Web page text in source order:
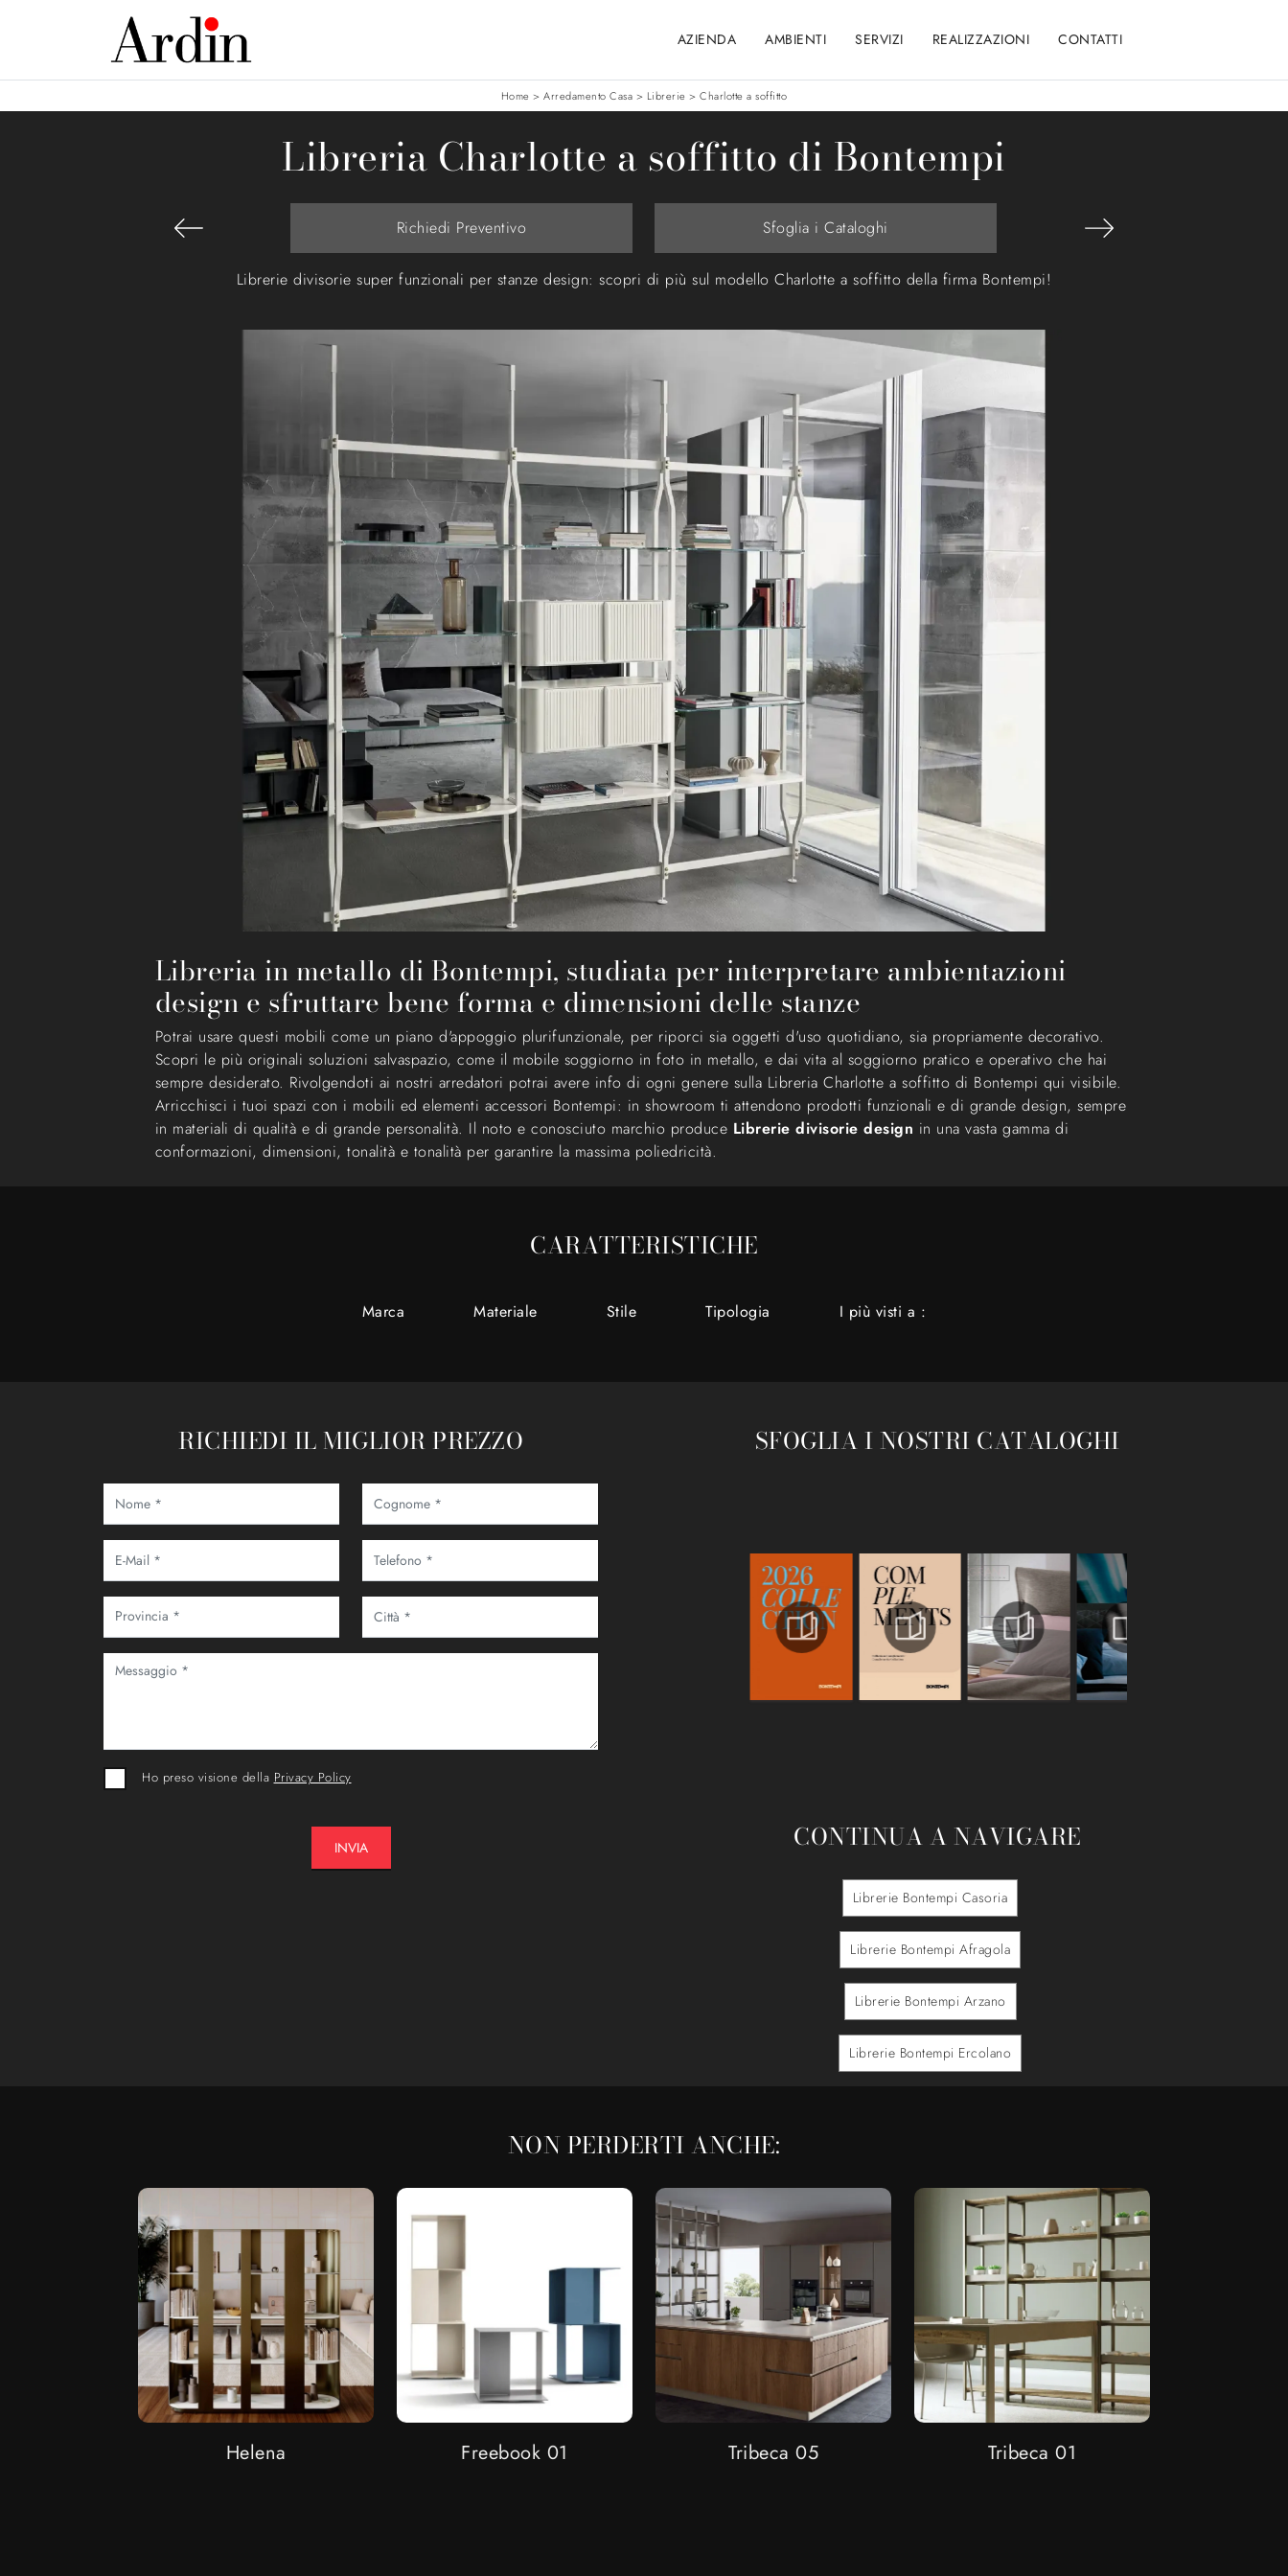
AZIENDA AMBIENTI SERVIZI REALIZZAZIONI CONTATTI
Home >Arredamento Casa > Librerie >Charlotte a soffitto
Libreria Charlotte a soffitto di Bontempi
Richiedi Preventivo Sfoglia i Cataloghi
Librerie divisorie super funzionali per stanze design: scopri di più sul modello Charlotte a soffitto della firma Bontempi!
Libreria in metallo di Bontempi, studiata per interpretare ambientazioni
design e sfruttare bene forma e dimensioni delle stanze
Potrai usare questi mobili come un piano d'appoggio plurifunzionale, per riporci sia oggetti d'uso quotidiano, sia propriamente decorativo.
Scopri le più originali soluzioni salvaspazio, come il mobile soggiorno in foto in metallo, e dai vita al soggiorno pratico e operativo che hai
sempre desiderato. Rivolgendoti ai nostri arredatori potrai avere info di ogni genere sulla Libreria Charlotte a soffitto di Bontempi qui visibile.
Arricchisci i tuoi spazi con i mobili ed elementi accessori Bontempi: in showroom ti attendono prodotti funzionali e di grande design, sempre
in materiali di qualità e di grande personalità. Il noto e conosciuto marchio produce Librerie divisorie design in una vasta gamma di
conformazioni, dimensioni, tonalità e tonalità per garantire la massima poliedricità.
CARATTERISTICHE
Marca Materiale Stile Tipologia I più visti a :
RICHIEDI IL MIGLIOR PREZZO
Ho preso visione della Privacy Policy
INVIA
SFOGLIA I NOSTRI CATALOGHI
CONTINUA A NAVIGARE
Librerie Bontempi Casoria
Librerie Bontempi Afragola
Librerie Bontempi Arzano
Librerie Bontempi Ercolano
NON PERDERTI ANCHE:
Helena Freebook 01 Tribeca 05 Tribeca 01